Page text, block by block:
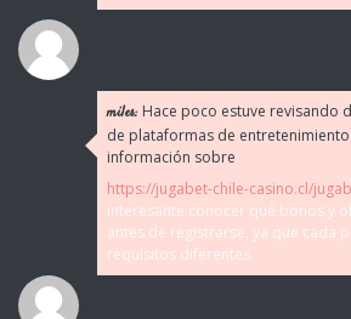
miles: Hace poco estuve revisando
de plataformas de
información sobre
https://jugabet-chile-casino.cl/
interesante conocer qué bonos y
antes de registrarse, ya que cada
requisitos diferentes.